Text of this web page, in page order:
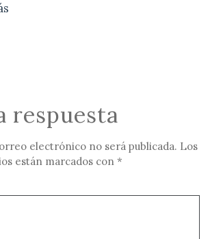
respuesta
electrónico no será publicada. Los
están marcados con *